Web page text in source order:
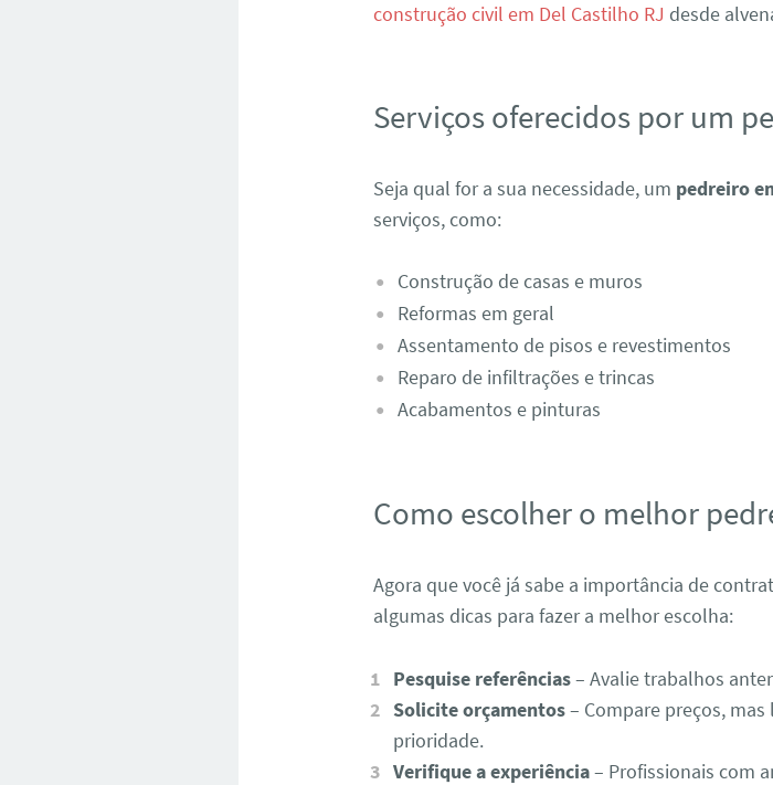
construção civil em Del Castilho RJ desde
Serviços oferecidos por um
Seja qual for a sua necessidade, um pedreiro
serviços, como:
Construção de casas e muros
Reformas em geral
Assentamento de pisos e revestimentos
Reparo de infiltrações e trincas
Acabamentos e pinturas
Como escolher o melhor
Agora que você já sabe a importância de
algumas dicas para fazer a melhor escolha:
Pesquise referências– Avalie trabalhos
Solicite orçamentos– Compare preços,
prioridade.
Verifique a experiência– Profissionais com